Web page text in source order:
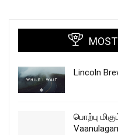
Lincoln
பொற்பு